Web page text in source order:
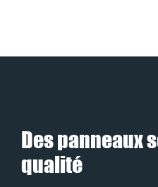
Des panneaux
qualité